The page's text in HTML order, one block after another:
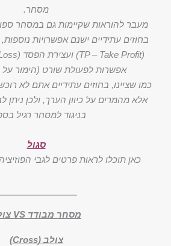
מסחר.
מעבר להוראות שקיימות גם במסחר
בחוזים עתידיים ישנם אפשרויות
אפשרות לפעולת שורט (הימור על
כמו שציינו, בחוזים עתידיים אתם לא
אלא מהמרים על כיוון הערך, ולכן ניתן
בניגוד למסחר רגיל
סגול
כאן תוכלו לראות פרטים לגבי
מסחר מבודד VS צולב
צולב (Cross)